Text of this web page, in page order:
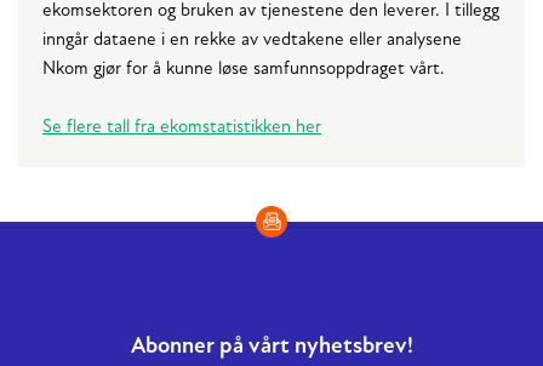
ekomsektoren og bruken av tjenestene den leverer. I tillegg
inngår dataene i en rekke av vedtakene eller analysene
Nkom gjør for å kunne løse samfunnsoppdraget vårt.
Se flere tall fra ekomstatistikken her
Abonner på vårt nyhetsbrev!